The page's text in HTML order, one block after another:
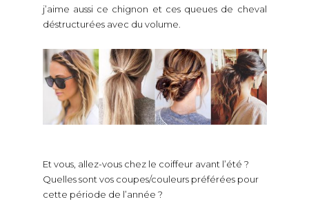
j’aime aussi ce chignon et ces queues de cheval
déstructurées avec du volume.
Et vous, allez-vous chez le coiffeur avant l’été ?
Quelles sont vos coupes/couleurs préférées pour
cette période de l’année ?